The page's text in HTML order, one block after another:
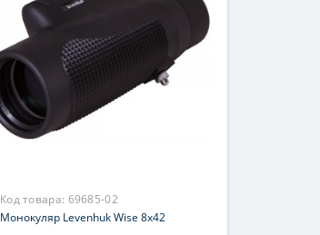
Код товара: 69685-02
Монокуляр Levenhuk Wise 8x42